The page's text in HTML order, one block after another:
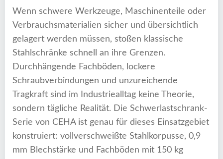
Wenn schwere Werkzeuge, Maschinenteile oder
Verbrauchsmaterialien sicher und übersichtlich
gelagert werden müssen, stoßen klassische
Stahlschränke schnell an ihre Grenzen.
Durchhängende Fachböden, lockere
Schraubverbindungen und unzureichende
Tragkraft sind im Industriealltag keine Theorie,
sondern tägliche Realität. Die Schwerlastschrank-
Serie von CEHA ist genau für dieses Einsatzgebiet
konstruiert: vollverschweißte Stahlkorpusse, 0,9
mm Blechstärke und Fachböden mit 150 kg